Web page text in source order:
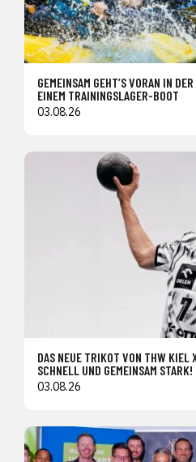
GEMEINSAM GEHT’S VORAN IN
EINEM TRAININGSLAGER-BOOT
03.08.26
DAS NEUE TRIKOT VON THW KIEL
SCHNELL UND GEMEINSAM STARK!
03.08.26